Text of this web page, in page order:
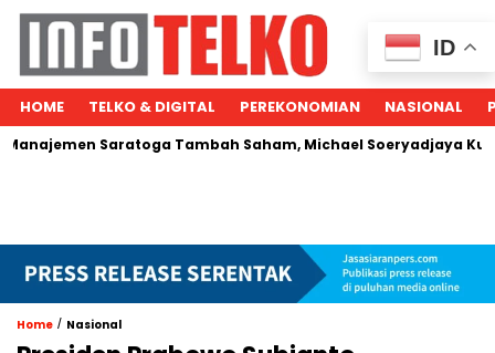
HOME TELKO & DIGITAL PEREKONOMIAN NASIONAL
Saratoga Tambah Saham, Michael Soeryadjaya Kucurkan
Home / Nasional
ID